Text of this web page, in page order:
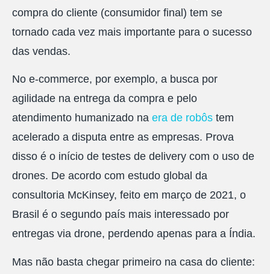
compra do cliente (consumidor final) tem se
tornado cada vez mais importante para o sucesso
das vendas.
No e-commerce, por exemplo, a busca por
agilidade na entrega da compra e pelo
atendimento humanizado na era de robôs tem
acelerado a disputa entre as empresas. Prova
disso é o início de testes de delivery com o uso de
drones. De acordo com estudo global da
consultoria McKinsey, feito em março de 2021, o
Brasil é o segundo país mais interessado por
entregas via drone, perdendo apenas para a Índia.
Mas não basta chegar primeiro na casa do cliente: